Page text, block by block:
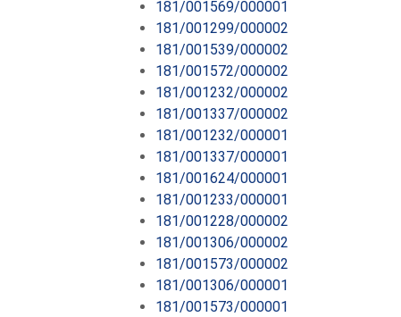
181/001569/000001
181/001299/000002
181/001539/000002
181/001572/000002
181/001232/000002
181/001337/000002
181/001232/000001
181/001337/000001
181/001624/000001
181/001233/000001
181/001228/000002
181/001306/000002
181/001573/000002
181/001306/000001
181/001573/000001